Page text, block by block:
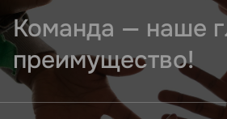
Команда — наше
преимущество!